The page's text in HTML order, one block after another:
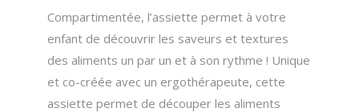
Compartimentée, l’assiette permet à votre
enfant de découvrir les saveurs et textures
des aliments un par un et à son rythme ! Unique
et co-créée avec un ergothérapeute, cette
assiette permet de découper les aliments